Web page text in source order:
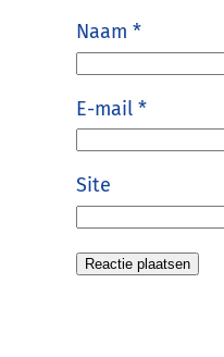
Naam *
E-mail *
Site